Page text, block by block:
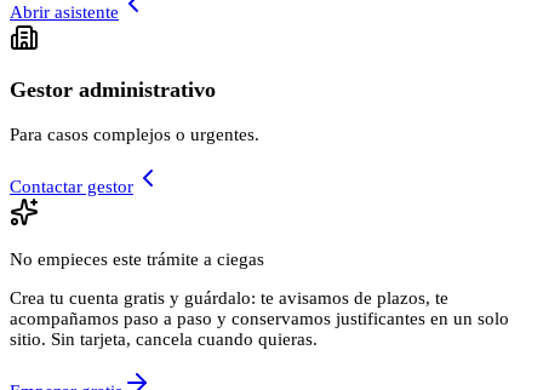
Abrir asistente
Gestor administrativo
Para casos complejos o urgentes.
Contactar gestor
No empieces este trámite a ciegas
Crea tu cuenta gratis y guárdalo: te avisamos de plazos, te
acompañamos paso a paso y conservamos justificantes en un solo
sitio. Sin tarjeta, cancela cuando quieras.